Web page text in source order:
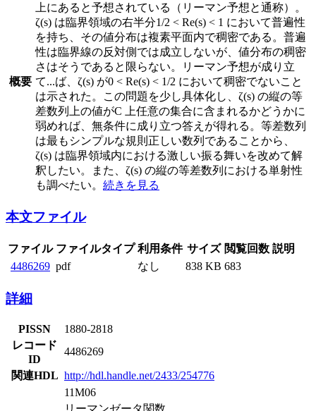
概要
上にあると予想されている（リーマン予想と通称）。
ζ(s) は臨界領域の右半分1/2 < Re(s) < 1 において普遍性
を持ち、その値分布は複素平面内で稠密である。普遍
性は臨界線の反対側では成立しないが、値分布の稠密
さはそうであると限らない。リーマン予想が成り立
て...ば、ζ(s) が0 < Re(s) < 1/2 において稠密でないこと
は示された。この問題を少し具体化し、ζ(s) の縦の等
差数列上の値がC 上任意の集合に含まれるかどうかに
弱めれば、無条件に成り立つ答えが得れる。等差数列
は最もシンプルな規則正しい数列であることから、
ζ(s) は臨界領域内における激しい振る舞いを改めて解
釈したい。また、ζ(s) の縦の等差数列における単射性
も調べたい。 続きを見る
本文ファイル
ファイル ファイルタイプ 利用条件 サイズ 閲覧回数 説明
4486269 pdf なし 838 KB 683
詳細
PISSN
1880-2818
レコード
ID
4486269
関連HDL http://hdl.handle.net/2433/254776
11M06